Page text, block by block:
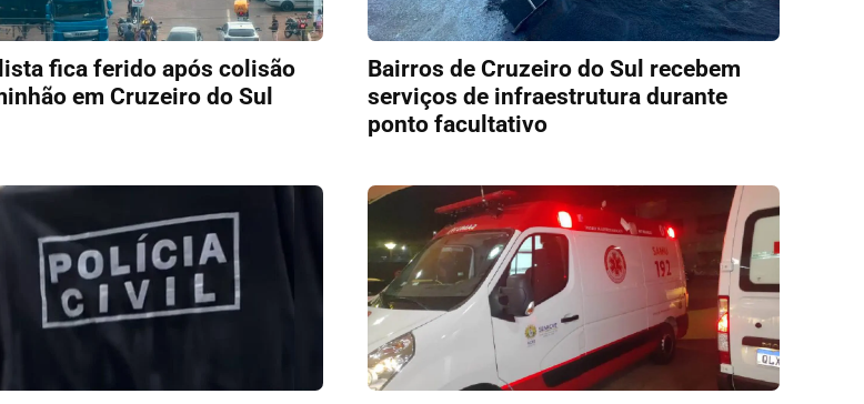
fica ferido após colisão
em Cruzeiro do Sul
Bairros de Cruzeiro do Sul recebem
serviços de infraestrutura durante
ponto facultativo